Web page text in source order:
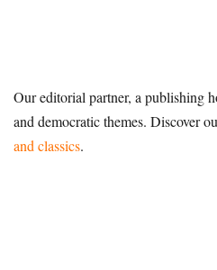
Our editorial partner, a publishing
and democratic themes. Discover
and classics.